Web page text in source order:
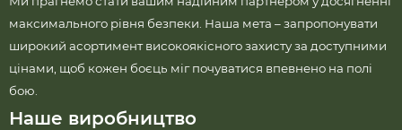
максимального рівня безпеки. Наша мета – запропонувати
широкий асортимент високоякісного захисту за доступними
цінами, щоб кожен боєць міг почуватися впевнено на полі
бою.
Наше виробництво